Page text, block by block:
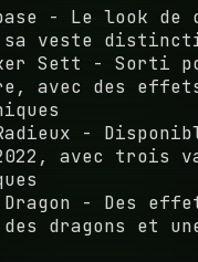
- Le look de
sa veste
Sett - Sorti
avec des
-
avec trois
Dragon - Des
dragons et